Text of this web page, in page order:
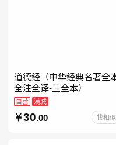
道德经（中华经典名著全
全注全译-三全本）
自营 满减
30.00 找相似